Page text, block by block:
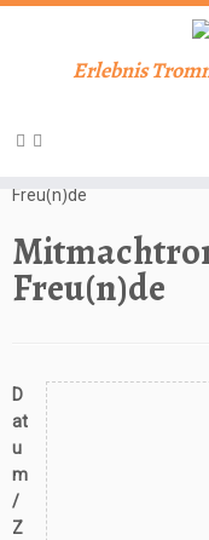
Zum
springen
Erlebnis
Freu(n)de
Freu(n)de
D
at
u
m
/
Z